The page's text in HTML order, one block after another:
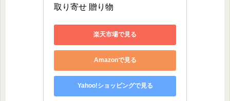
取り寄せ 贈り物
楽天市場で見る
Amazonで見る
Yahoo!ショッピングで見る